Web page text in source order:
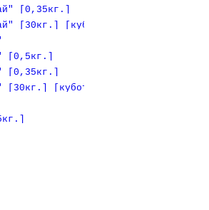
[0,35кг.]
[30кг.] [куботейнер]
[0,5кг.]
[0,35кг.]
[30кг.] [куботейнер]